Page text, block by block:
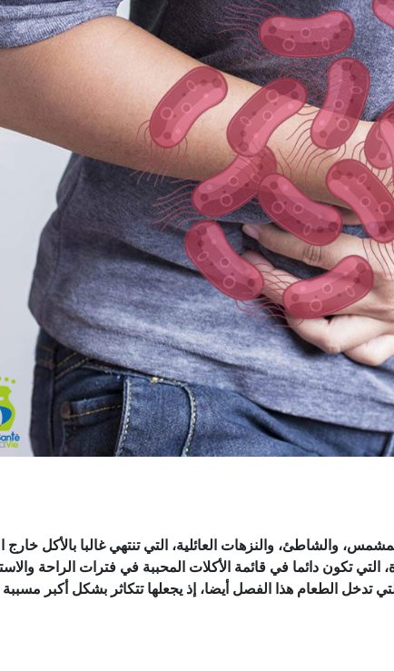
والشاطئ، والنزهات العائلية، التي تنتهي غالبا بالأكل خارج
التي تكون دائما في قائمة الأكلات المحببة في فترات الراحة
تدخل الطعام هذا الفصل أيضا، إذ يجعلها تتكاثر بشكل أكبر مسببة